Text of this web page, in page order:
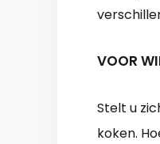
VOOR
Stelt u
koken.